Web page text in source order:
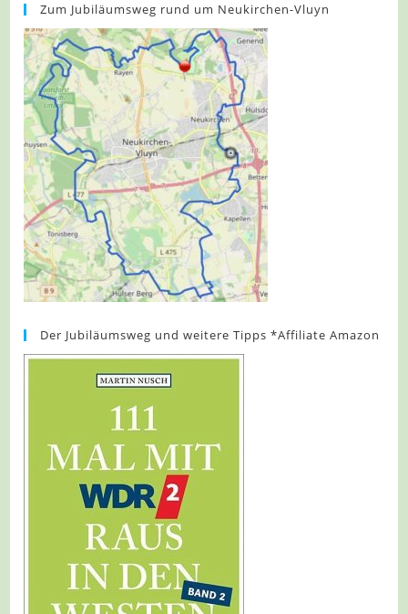
Zum Jubiläumsweg rund um Neukirchen-Vluyn
Der Jubiläumsweg und weitere Tipps *Affiliate Amazon